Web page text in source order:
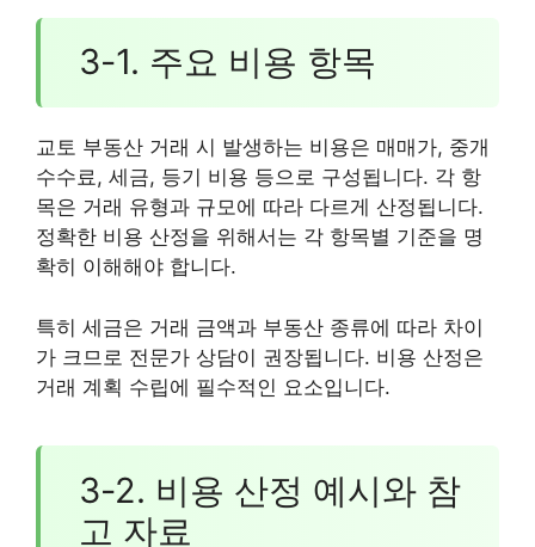
3-1. 주요 비용 항목
교토 부동산 거래 시 발생하는 비용은 매매가, 중개
수수료, 세금, 등기 비용 등으로 구성됩니다. 각 항
목은 거래 유형과 규모에 따라 다르게 산정됩니다.
정확한 비용 산정을 위해서는 각 항목별 기준을 명
확히 이해해야 합니다.
특히 세금은 거래 금액과 부동산 종류에 따라 차이
가 크므로 전문가 상담이 권장됩니다. 비용 산정은
거래 계획 수립에 필수적인 요소입니다.
3-2. 비용 산정 예시와 참
고 자료